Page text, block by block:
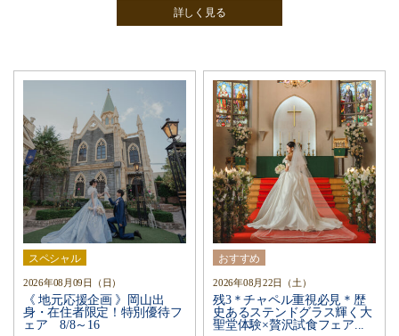
詳しく見る
スペシャル
2026年08月09日（日）
《 地元応援企画 》岡山出
身・在住者限定！特別優待フ
ェア 8/8～16
おすすめ
2026年08月22日（土）
残3＊チャペル重視必見＊歴
史あるステンドグラス輝く大
聖堂体験×贅沢試食フェア...